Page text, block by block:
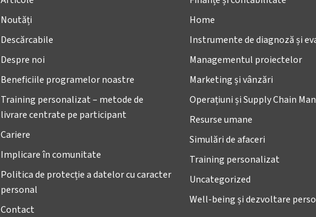
Noutăți
Descărcabile
Despre noi
Beneficiile programelor noastre
Training personalizat – metode de
livrare centrate pe participant
Cariere
Implicare în comunitate
Politica de protecție a datelor cu caracter
personal
Contact
Home
Instrumente de diagnoză și
Managementul proiectelor
Marketing și vânzări
Operațiuni și Supply Chain
Resurse umane
Simulări de afaceri
Training personalizat
Uncategorized
Well-being și dezvoltare